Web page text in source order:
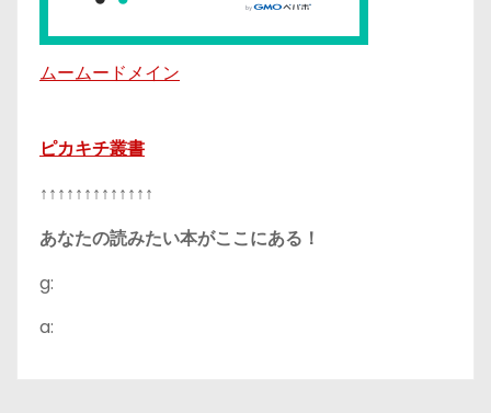
ムームードメイン
ピカキチ叢書
↑↑↑↑↑↑↑↑↑↑↑↑↑
あなたの読みたい本がここにある！
g:
a: